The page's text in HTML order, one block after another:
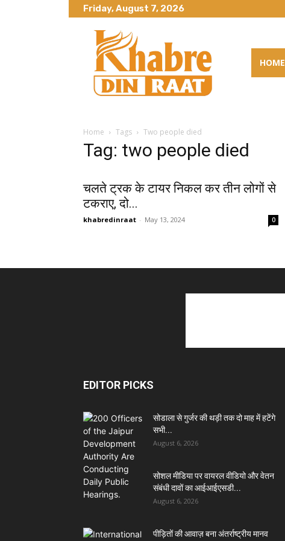
Friday, August 7, 2026
HOME
Home Tags Two people died
Tag: two people died
चलते ट्रक के टायर निकल कर तीन लोगों से
टकराए, दो...
khabredinraat - May 13, 2024 0
EDITOR PICKS
सोडाला से गुर्जर की थड़ी तक दो माह में हटेंगे
सभी...
August 6, 2026
सोशल मीडिया पर वायरल वीडियो और वेतन
संबंधी दावों का आईआईएसडी...
August 6, 2026
पीड़ितों की आवाज़ बना अंतर्राष्ट्रीय मानव